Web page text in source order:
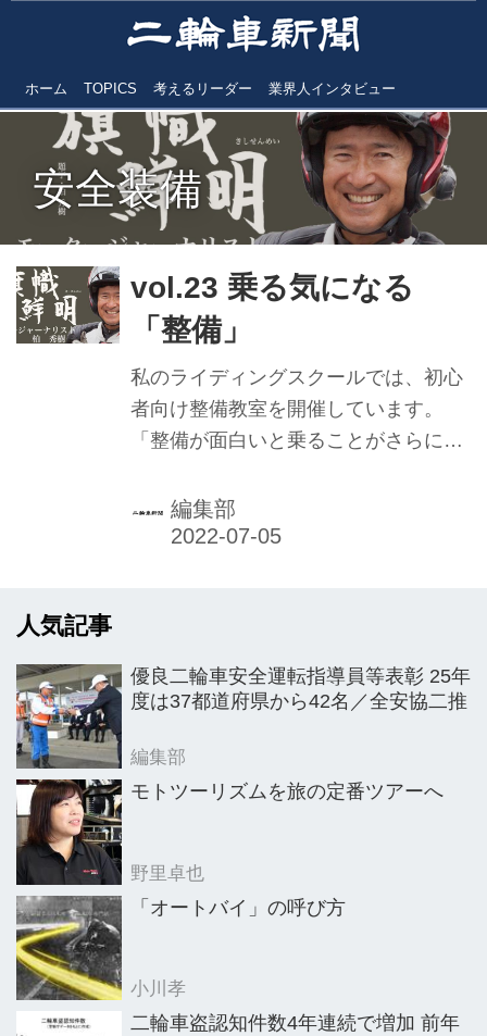
ホーム TOPICS 考えるリーダー 業界人インタビュー
安全装備
vol.23 乗る気になる
「整備」
私のライディングスクールでは、初心
者向け整備教室を開催しています。
「整備が面白いと乗ることがさらに楽
編集部
人気記事
優良二輪車安全運転指導員等表彰 25年
度は37都道府県から42名／全安協二推
編集部
モトツーリズムを旅の定番ツアーへ
野里卓也
「オートバイ」の呼び方
小川孝
二輪車盗認知件数4年連続で増加 前年